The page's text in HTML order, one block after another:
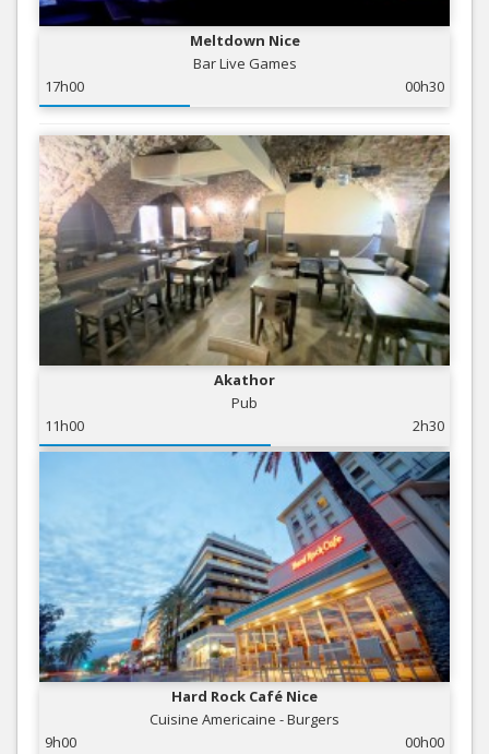
Meltdown Nice
Bar Live Games
17h00
00h30
Akathor
Pub
11h00
2h30
Hard Rock Café Nice
Cuisine Americaine - Burgers
9h00
00h00